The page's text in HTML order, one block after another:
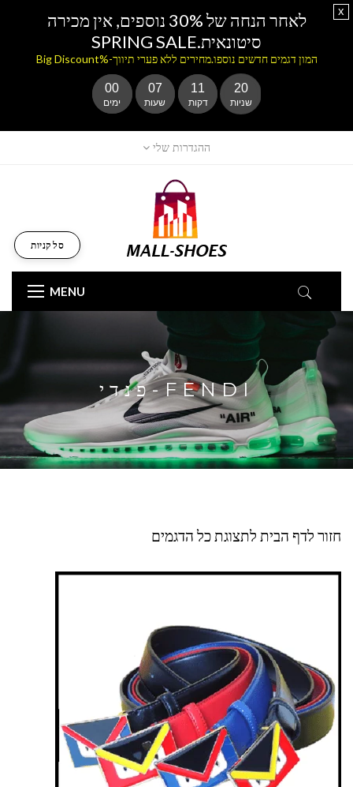
ההגדרות שלי
MENU
סל קניות
FENDI-פנדי
חזור לדף הבית לתצוגת כל הדגמים
לאחר הנחה של 30% נוספים, אין מכירה
סיטונאית.SPRING SALE
המון דגמים חדשים נוספו.מחירים ללא פערי תיווך-%Big Discount
00
ימים
07
שעות
11
דקות
19
שניות
x